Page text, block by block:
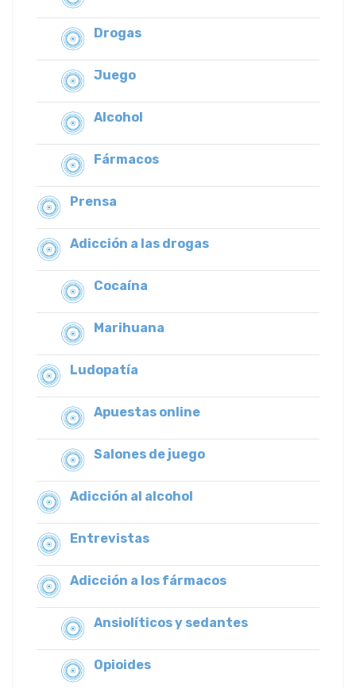
Drogas
Juego
Alcohol
Fármacos
Prensa
Adicción a las drogas
Cocaína
Marihuana
Ludopatía
Apuestas online
Salones de juego
Adicción al alcohol
Entrevistas
Adicción a los fármacos
Ansiolíticos y sedantes
Opioides